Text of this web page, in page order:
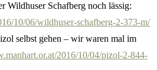
Wildhuser Schafberg noch lässig:
10/06/wildhuser-schafberg-2-373-m/
selbst gehen – wir waren mal im
2016/10/04/pizol-2-844-